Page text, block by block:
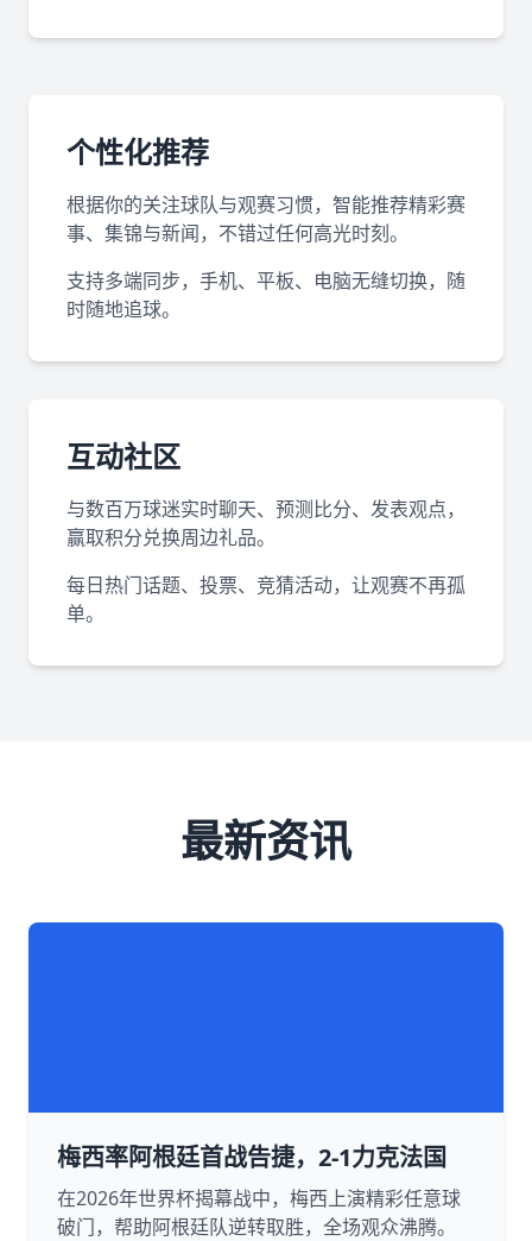
个性化推荐
根据你的关注球队与观赛习惯，智能推荐精彩赛
事、集锦与新闻，不错过任何高光时刻。
支持多端同步，手机、平板、电脑无缝切换，随
时随地追球。
互动社区
与数百万球迷实时聊天、预测比分、发表观点，
赢取积分兑换周边礼品。
每日热门话题、投票、竞猜活动，让观赛不再孤
单。
最新资讯
梅西率阿根廷首战告捷，2-1力克法国
在2026年世界杯揭幕战中，梅西上演精彩任意球
破门，帮助阿根廷队逆转取胜，全场观众沸腾。